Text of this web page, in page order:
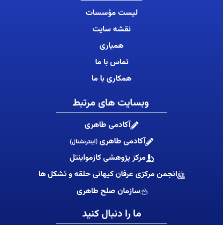
لیست مؤسسات
نقشه سایت
همیاری
تماس با ما
همکاری با ما
وبسایت های مرتبط
آکادمی طاهری
آکادمی طاهری (اینترنشنال)
مرکز پژوهشی کازمواینتل
انجمن مرکزی عرفان کیهانی حلقه و تشکل ها
سازمان صلح طاهری
ما را دنبال کنید